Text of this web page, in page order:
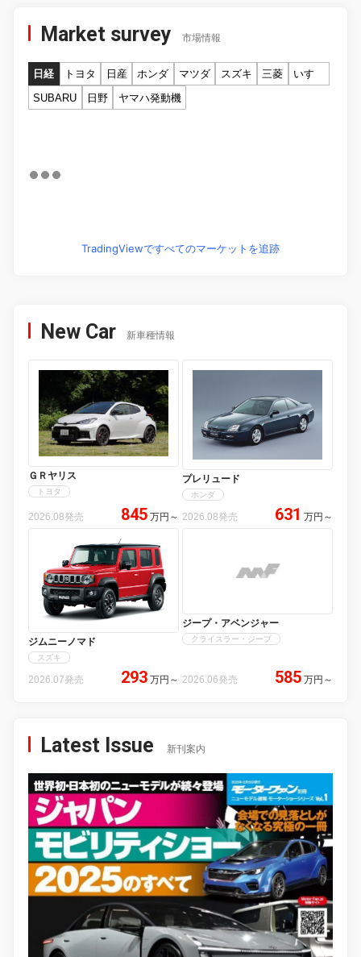
Market survey 市場情報
日経 トヨタ 日産 ホンダ マツダ スズキ 三菱
いすゞ
SUBARU
日野 ヤマハ発動機
TradingViewですべてのマーケットを追跡
New Car 新車種情報
ＧＲヤリス
トヨタ
2026.08発売 845 万円 ～
プレリュード
ホンダ
2026.08発売 631 万円 ～
ジムニーノマド
スズキ
2026.07発売 293 万円 ～
ジープ・アベンジャー
クライスラー・ジープ
2026.06発売 585 万円 ～
Latest Issue 新刊案内